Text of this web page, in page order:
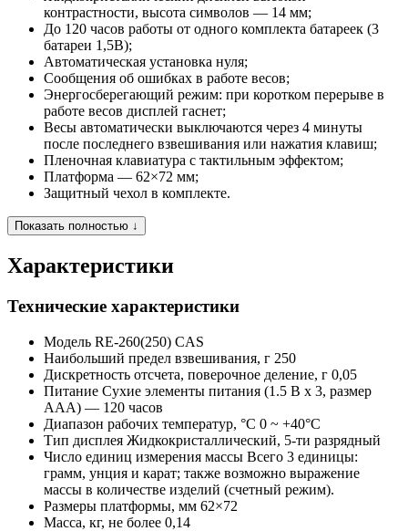
контрастности, высота символов — 14 мм;
До 120 часов работы от одного комплекта батареек (3
батареи 1,5В);
Автоматическая установка нуля;
Сообщения об ошибках в работе весов;
Энергосберегающий режим: при коротком перерыве в
работе весов дисплей гаснет;
Весы автоматически выключаются через 4 минуты
после последнего взвешивания или нажатия клавиш;
Пленочная клавиатура с тактильным эффектом;
Платформа — 62×72 мм;
Защитный чехол в комплекте.
Показать полностью ↓
Характеристики
Технические характеристики
Модель RE-260(250) CAS
Наибольший предел взвешивания, г 250
Дискретность отсчета, поверочное деление, г 0,05
Питание Сухие элементы питания (1.5 В x 3, размер
AAA) — 120 часов
Диапазон рабочих температур, °C 0 ~ +40°C
Тип дисплея Жидкокристаллический, 5-ти разрядный
Число единиц измерения массы Всего 3 единицы:
грамм, унция и карат; также возможно выражение
массы в количестве изделий (счетный режим).
Размеры платформы, мм 62×72
Масса, кг, не более 0,14